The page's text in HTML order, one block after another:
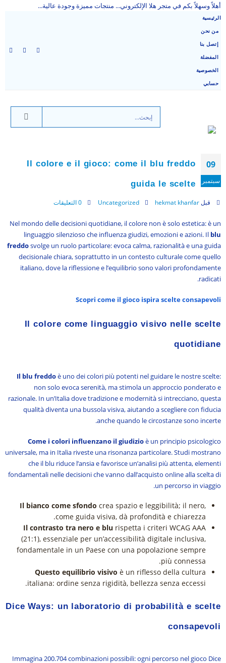
أهلاً وسهلاً بكم في متجر هلا الإلكتروني... منتجات مميزة وجودة عالية...
الرئيسية
من نحن
إتصل بنا
المفضلة
الخصوصية
حسابي
09
سبتمبر
Il colore e il gioco: come il blu freddo
guida le scelte
قبل hekmat khanfar
Uncategorized 0 التعليقات
Nel mondo delle decisioni quotidiane, il colore non è solo estetica: è un
linguaggio silenzioso che influenza giudizi, emozioni e azioni. Il blu
freddosvolge un ruolo particolare: evoca calma, razionalità e una guida
decisionale chiara, soprattutto in un contesto culturale come quello
italiano, dove la riflessione e l’equilibrio sono valori profondamente
radicati.
Scopri come il gioco ispira scelte consapevoli
Il colore come linguaggio visivo nelle scelte
quotidiane
Il blu freddoè uno dei colori più potenti nel guidare le nostre scelte:
non solo evoca serenità, ma stimola un approccio ponderato e
razionale. In un’Italia dove tradizione e modernità si intrecciano, questa
qualità diventa una bussola visiva, aiutando a scegliere con fiducia
anche quando le circostanze sono incerte.
Come i colori influenzano il giudizioè un principio psicologico
universale, ma in Italia riveste una risonanza particolare. Studi mostrano
che il blu riduce l’ansia e favorisce un’analisi più attenta, elementi
fondamentali nelle decisioni che vanno dall’acquisto online alla scelta di
un percorso in viaggio.
Il bianco come sfondo crea spazio e leggibilità; il nero,
come guida visiva, dà profondità e chiarezza.
Il contrasto tra nero e blu rispetta i criteri WCAG AAA
(21:1), essenziale per un’accessibilità digitale inclusiva,
fondamentale in un Paese con una popolazione sempre
più connessa.
Questo equilibrio visivo è un riflesso della cultura
italiana: ordine senza rigidità, bellezza senza eccessi.
Dice Ways: un laboratorio di probabilità e scelte
consapevoli
Immagina 200.704 combinazioni possibili: ogni percorso nel gioco Dice